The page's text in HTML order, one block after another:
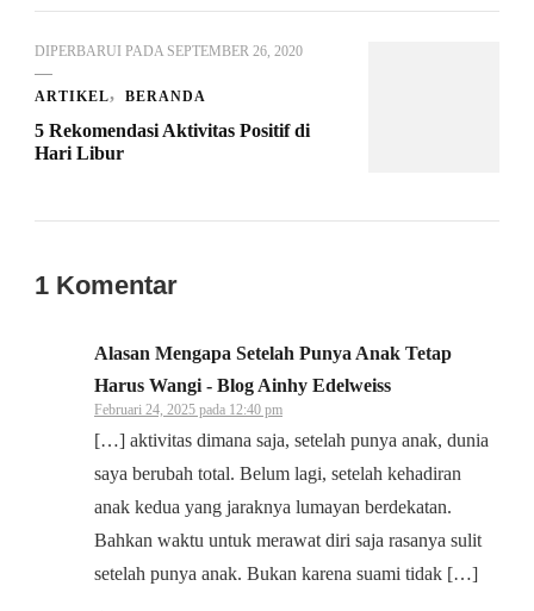
DIPERBARUI PADA SEPTEMBER 26, 2020
ARTIKEL BERANDA
5 Rekomendasi Aktivitas Positif di
Hari Libur
1 Komentar
Alasan Mengapa Setelah Punya Anak Tetap
Harus Wangi - Blog Ainhy Edelweiss
Februari 24, 2025 pada 12:40 pm
[…] aktivitas dimana saja, setelah punya anak, dunia
saya berubah total. Belum lagi, setelah kehadiran
anak kedua yang jaraknya lumayan berdekatan.
Bahkan waktu untuk merawat diri saja rasanya sulit
setelah punya anak. Bukan karena suami tidak […]